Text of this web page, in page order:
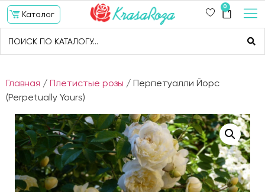
Каталог
0
Главная / Плетистые розы / Перпетуалли Йорс
(Perpetually Yours)